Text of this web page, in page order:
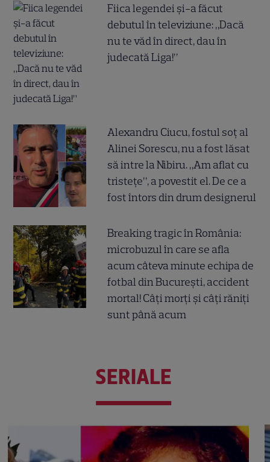
Fiica legendei și-a făcut
debutul în televiziune: „Dacă
nu te văd în direct, dau în
judecată Liga!”
Alexandru Ciucu, fostul soț al
Alinei Sorescu, nu a fost lăsat
să intre la Nibiru. „Am aflat cu
tristețe”, a povestit el. De ce a
fost întors din drum designerul
Breaking tragic în România:
microbuzul în care se afla
acum câteva minute echipa de
fotbal din București, accident
mortal! Câți morți și câți răniți
sunt până acum
SERIALE